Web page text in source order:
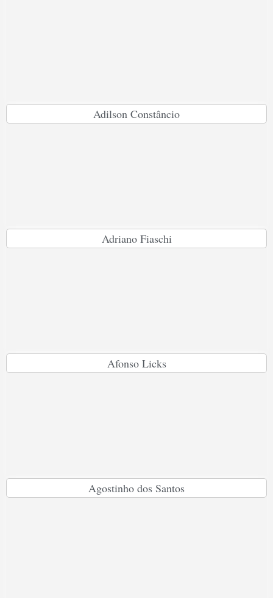
Adilson Constâncio
Adriano Fiaschi
Afonso Licks
Agostinho dos Santos